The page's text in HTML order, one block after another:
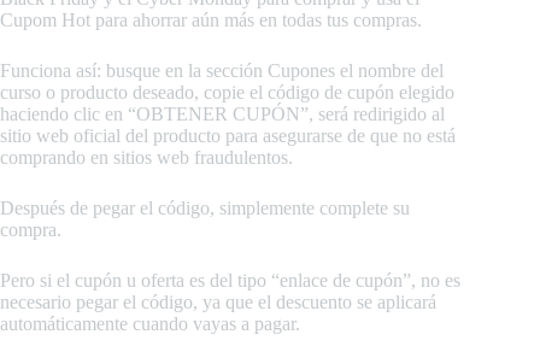
Cupom Hot para ahorrar aún más en todas tus compras.
Funciona así: busque en la sección Cupones el nombre del
curso o producto deseado, copie el código de cupón elegido
haciendo clic en “OBTENER CUPÓN”, será redirigido al
sitio web oficial del producto para asegurarse de que no está
comprando en sitios web fraudulentos.
Después de pegar el código, simplemente complete su
compra.
Pero si el cupón u oferta es del tipo “enlace de cupón”, no es
necesario pegar el código, ya que el descuento se aplicará
automáticamente cuando vayas a pagar.